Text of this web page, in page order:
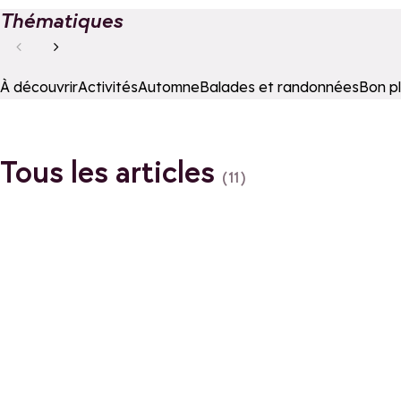
Thématiques
À découvrirActivitésAutomneBalades et randonnéesBon
Tous les articles (11)